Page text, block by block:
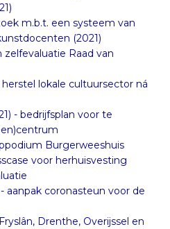
m.b.t. een systeem van
(2021)
zelfevaluatie Raad van
lokale cultuursector ná
- bedrijfsplan voor te
Burgerweeshuis
voor herhuisvesting
aanpak coronasteun voor de
Drenthe, Overijssel en